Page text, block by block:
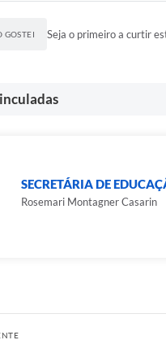
GOSTEI Seja o primeiro a curtir
SECRETÁRIA DE
Rosemari Montagner Casarin